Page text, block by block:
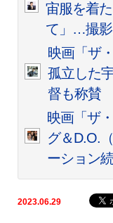
宙服を着
て」…撮
映画「ザ
孤立した
督も称賛
映画「ザ
グ＆D.O.
ーション
2023.06.29